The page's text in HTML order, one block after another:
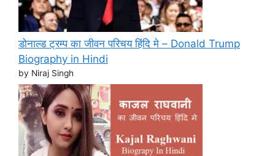
डोनाल्ड ट्रम्प का जीवन परिचय हिंदि मे – Donald Trump
Biography in Hindi
by Niraj Singh